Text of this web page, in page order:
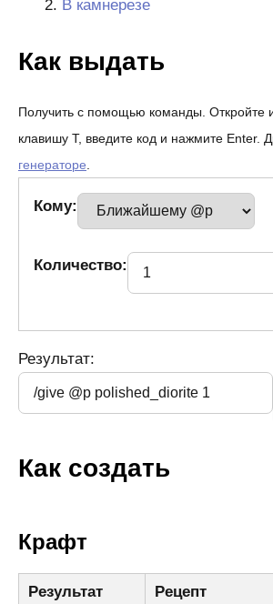
В камнерезе
Как выдать
Получить с помощью команды. Откройте
клавишу T, введите код и нажмите Enter.
генераторе.
Кому:
Количество:
Результат:
Как создать
Крафт
Результат Рецепт